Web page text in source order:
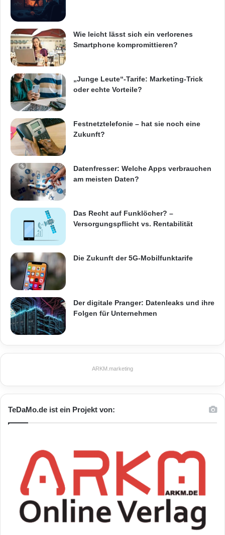
Wie leicht lässt sich ein verlorenes
Smartphone kompromittieren?
„Junge Leute“-Tarife: Marketing-Trick
oder echte Vorteile?
Festnetztelefonie – hat sie noch eine
Zukunft?
Datenfresser: Welche Apps verbrauchen
am meisten Daten?
Das Recht auf Funklöcher? –
Versorgungspflicht vs. Rentabilität
Die Zukunft der 5G-Mobilfunktarife
Der digitale Pranger: Datenleaks und ihre
Folgen für Unternehmen
ARKM.marketing
TeDaMo.de ist ein Projekt von: